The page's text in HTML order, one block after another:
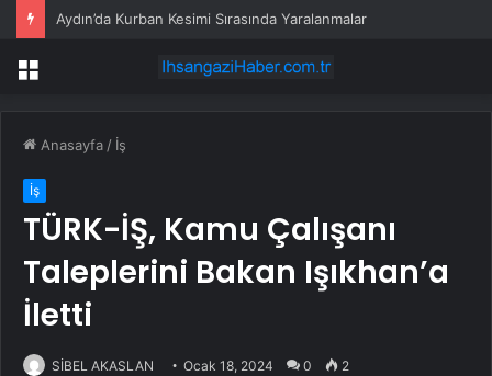
Aydın’da Kurban Kesimi Sırasında Yaralanmalar
Menü
Anasayfa / İş
İş
TÜRK-İŞ, Kamu Çalışanı
Taleplerini Bakan Işıkhan’a
İletti
SİBEL AKASLAN Ocak 18, 2024 0 2